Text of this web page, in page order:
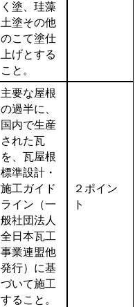
く塗、珪藻
土塗その他
のこて塗仕
上げとする
こと。
主要な屋根
の過半に、
国内で生産
された瓦
を、瓦屋根
標準設計・
施工ガイド
ライン（一
般社団法人
全日本瓦工
事業連盟他
発行）に基
づいて施工
すること。
２ポイン
ト